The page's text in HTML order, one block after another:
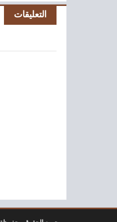
التعليقات